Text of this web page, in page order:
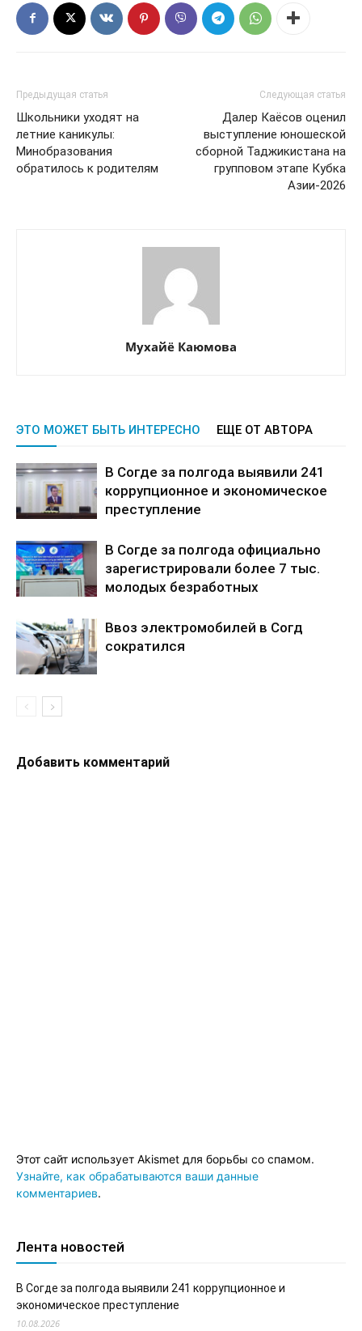
Предыдущая статья
Школьники уходят на
летние каникулы:
Минобразования
обратилось к родителям
Следующая статья
Далер Каёсов оценил
выступление юношеской
сборной Таджикистана на
групповом этапе Кубка
Азии-2026
Мухайё Каюмова
ЭТО МОЖЕТ БЫТЬ ИНТЕРЕСНО ЕЩЕ ОТ АВТОРА
В Согде за полгода выявили 241
коррупционное и экономическое
преступление
В Согде за полгода официально
зарегистрировали более 7 тыс.
молодых безработных
Ввоз электромобилей в Согд
сократился
Добавить комментарий
Этот сайт использует Akismet для борьбы со спамом.
Узнайте, как обрабатываются ваши данные
комментариев.
Лента новостей
В Согде за полгода выявили 241 коррупционное и
экономическое преступление
10.08.2026